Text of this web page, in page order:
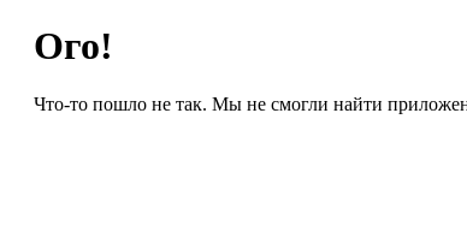
Ого!
Что-то пошло не так. Мы не смогли найти